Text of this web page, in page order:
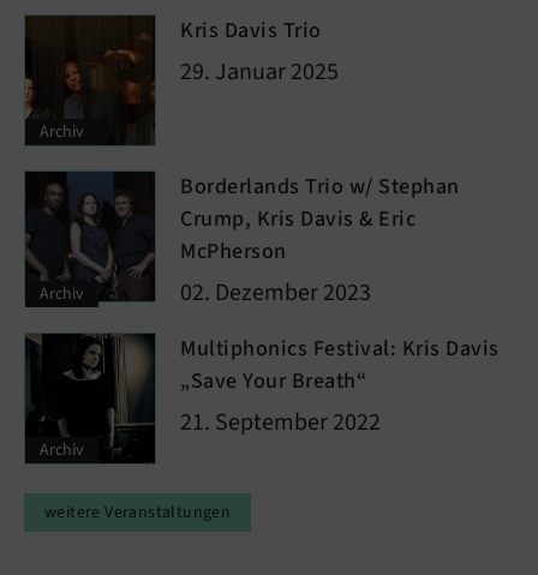
Archiv
Kris Davis Trio
29. Januar 2025
Archiv
Borderlands Trio w/ Stephan
Crump, Kris Davis & Eric
McPherson
02. Dezember 2023
Archiv
Multiphonics Festival: Kris Davis
„Save Your Breath“
21. September 2022
weitere Veranstaltungen